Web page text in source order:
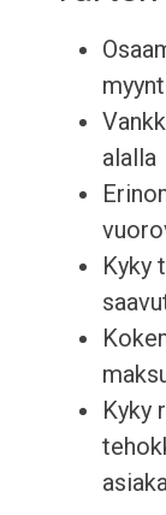
alalla
Kyky
Kyky